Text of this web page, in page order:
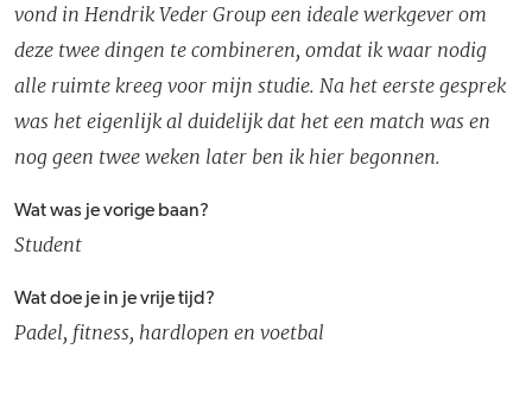
vond in Hendrik Veder Group een ideale werkgever om
deze twee dingen te combineren, omdat ik waar nodig
alle ruimte kreeg voor mijn studie. Na het eerste gesprek
was het eigenlijk al duidelijk dat het een match was en
nog geen twee weken later ben ik hier begonnen.
Wat was je vorige baan?
Student
Wat doe je in je vrije tijd?
Padel, fitness, hardlopen en voetbal